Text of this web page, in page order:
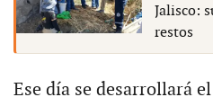
Jalisco:
restos
Ese día se desarrollará